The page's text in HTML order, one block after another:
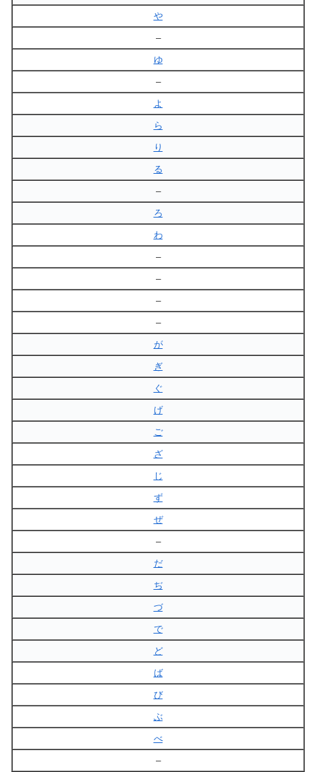
や
–
ゆ
–
よ
ら
り
る
–
ろ
わ
–
–
–
–
が
ぎ
ぐ
げ
ご
ざ
じ
ず
ぜ
–
だ
ぢ
づ
で
ど
ば
び
ぶ
べ
–